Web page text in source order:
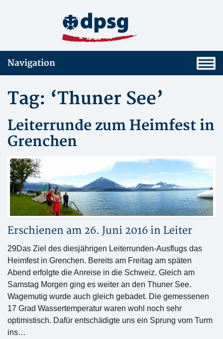
Navigation
Tag: ‘Thuner See’
Leiterrunde zum Heimfest in
Grenchen
Erschienen am 26. Juni 2016 in Leiter
29Das Ziel des diesjährigen Leiterrunden-Ausflugs das
Heimfest in Grenchen. Bereits am Freitag am späten
Abend erfolgte die Anreise in die Schweiz. Gleich am
Samstag Morgen ging es weiter an den Thuner See.
Wagemutig wurde auch gleich gebadet. Die gemessenen
17 Grad Wassertemperatur waren wohl noch sehr
optimistisch. Dafür entschädigte uns ein Sprung vom Turm
ins…